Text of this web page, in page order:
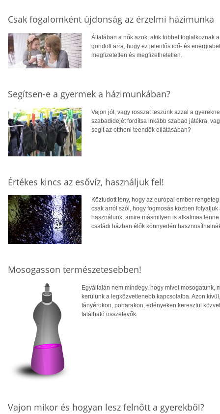
Csak fogalomként újdonság az érzelmi házimunka
Általában a nők azok, akik többet foglalkoznak
gondolt arra, hogy ez jelentős idő- és
megfizetetlen és megfizethetetlen.
Segítsen-e a gyermek a házimunkában?
Vajon jót, vagy rosszat teszünk azzal a
szabadidejét fordítsa inkább szabad játékra,
segít az otthoni teendők ellátásában?
Értékes kincs az esővíz, használjuk fel!
Köztudott tény, hogy az európai ember
csak arról szól, hogy fogmosás közben
használunk, amire másmilyen is alkalmas
családi házban élők könnyedén
Mosogasson természetesebben!
Egyáltalán nem mindegy, hogy mivel mosogatunk,
kerülünk a legközvetlenebb kapcsolatba. Azon
tányérokon, poharakon, edényeken keresztül
található összetevők.
Vajon mikor és hogyan lesz felnőtt a gyerekből?